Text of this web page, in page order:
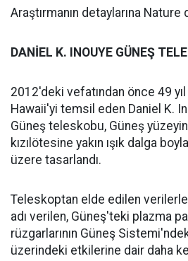
Araştırmanın detaylarına
DANİEL K. INOUYE GÜNEŞ
2012'deki vefatından önce 49
Hawaii'yi temsil eden Daniel K.
Güneş teleskobu, Güneş
kızılötesine yakın ışık dalga
üzere tasarlandı.
Teleskoptan elde edilen
adı verilen, Güneş'teki plazma
rüzgarlarının Güneş
üzerindeki etkilerine dair daha